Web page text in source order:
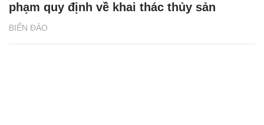
BIỂN ĐẢO
phạm quy định về khai thác thủy sản